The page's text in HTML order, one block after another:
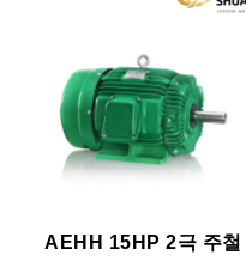
AEHH 15HP 2극 주철